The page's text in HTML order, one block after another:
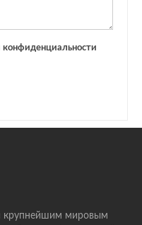
конфиденциальности
крупнейшим мировым